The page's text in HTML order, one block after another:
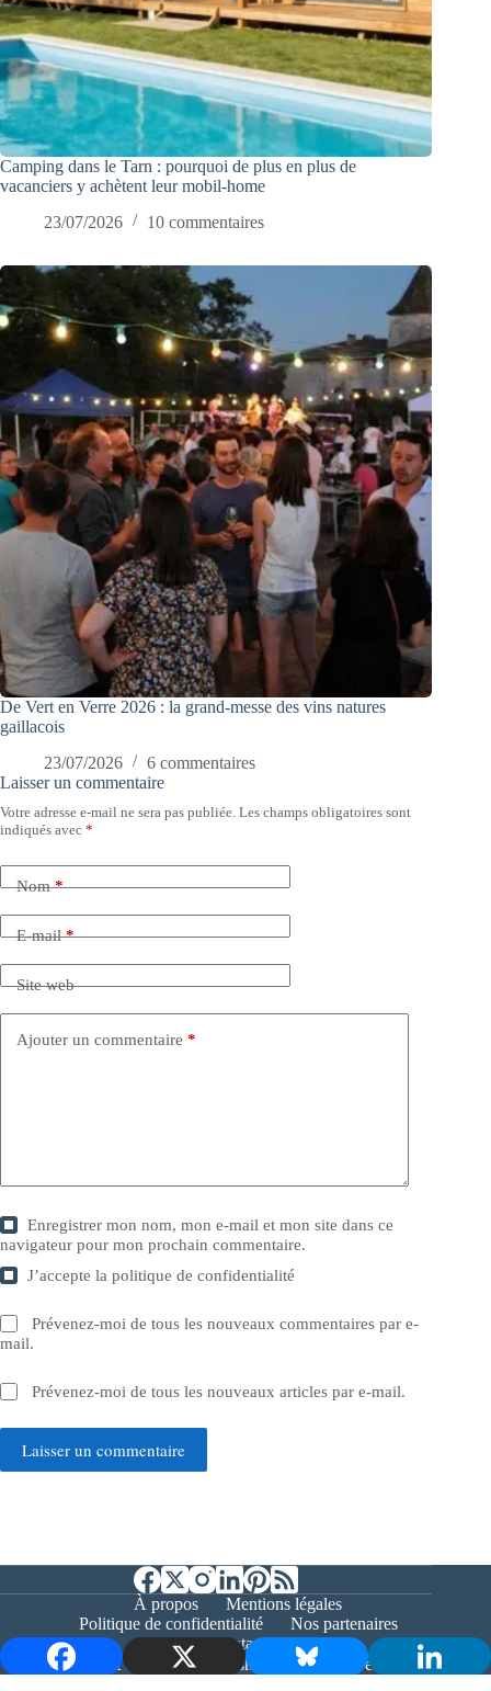
Camping dans le Tarn : pourquoi de plus en plus de
vacanciers y achètent leur mobil-home
23/07/2026
10 commentaires
De Vert en Verre 2026 : la grand-messe des vins natures
gaillacois
23/07/2026
6 commentaires
Laisser un commentaire
Votre adresse e-mail ne sera pas publiée. Les champs obligatoires sont
indiqués avec *
Nom*
E-mail*
Site web
Ajouter un commentaire *
Enregistrer mon nom, mon e-mail et mon site dans ce
navigateur pour mon prochain commentaire.
J’accepte lapolitique de confidentialité
Prévenez-moi de tous les nouveaux commentaires par e-
mail.
Prévenez-moi de tous les nouveaux articles par e-mail.
Laisser un commentaire
À propos
Mentions légales
Politique de confidentialité
Nos partenaires
Contact
Copyright © 2026 - Bernieshoot.fr Journal Web